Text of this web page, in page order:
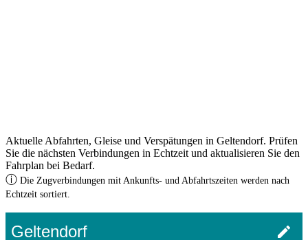
Aktuelle Abfahrten, Gleise und Verspätungen in Geltendorf. Prüfen
Sie die nächsten Verbindungen in Echtzeit und aktualisieren Sie den
Fahrplan bei Bedarf.
ⓘ Die Zugverbindungen mit Ankunfts- und Abfahrtszeiten werden nach
Echtzeit sortiert.